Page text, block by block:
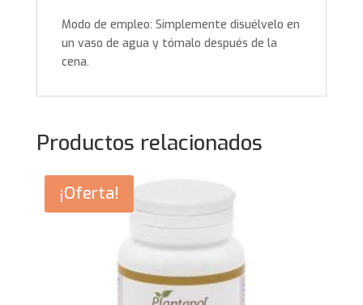
Modo de empleo: Simplemente disuélvelo en
un vaso de agua y tómalo después de la
cena.
Productos relacionados
¡Oferta!